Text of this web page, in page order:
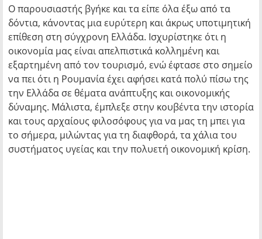
Ο παρουσιαστής βγήκε και τα είπε όλα έξω από τα
δόντια, κάνοντας μια ευρύτερη και άκρως υποτιμητική
επίθεση στη σύγχρονη Ελλάδα. Ισχυρίστηκε ότι η
οικονομία μας είναι απελπιστικά κολλημένη και
εξαρτημένη από τον τουρισμό, ενώ έφτασε στο σημείο
να πει ότι η Ρουμανία έχει αφήσει κατά πολύ πίσω της
την Ελλάδα σε θέματα ανάπτυξης και οικονομικής
δύναμης. Μάλιστα, έμπλεξε στην κουβέντα την ιστορία
και τους αρχαίους φιλοσόφους για να μας τη μπει για
το σήμερα, μιλώντας για τη διαφθορά, τα χάλια του
συστήματος υγείας και την πολυετή οικονομική κρίση.